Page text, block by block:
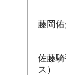
藤岡
佐藤
ス）